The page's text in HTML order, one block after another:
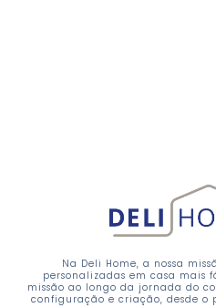
Na Deli Home, a nossa
personalizadas em casa mais
missão ao longo da jornada do
configuração e criação, desde